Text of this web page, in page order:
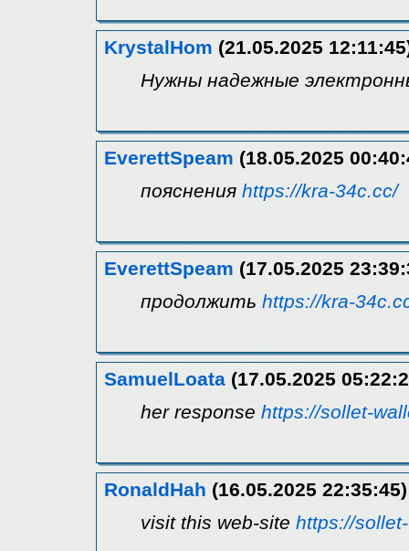
KrystalHom (21.05.2025
Нужны надежные
EverettSpeam (18.05.2025
пояснения https://kra-34c.cc/
EverettSpeam (17.05.2025
продолжить https://kra-
SamuelLoata (17.05.2025
her response https://sollet-
RonaldHah (16.05.2025 22:35:45)
visit this web-site https://